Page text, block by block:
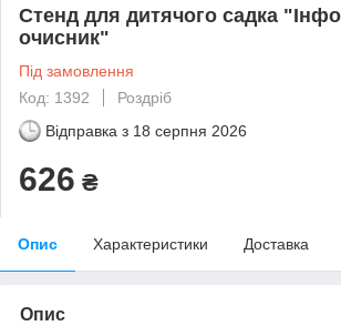
Стенд для дитячого садка
очисник"
Під замовлення
Код: 1392
Роздріб
Відправка з 18 серпня 2026
626 ₴
Опис Характеристики Доставка
Опис